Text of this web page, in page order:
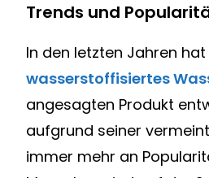
Trends und
In den letzten Jahren
wasserstoffisiertes
angesagten Produkt
aufgrund seiner
immer mehr an